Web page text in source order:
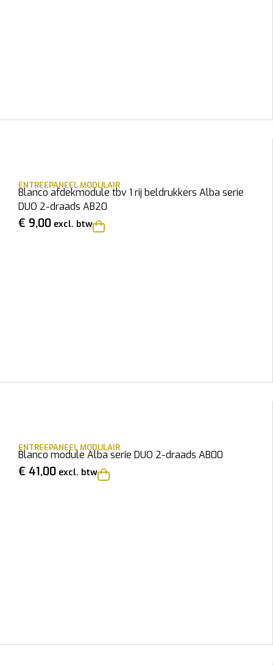
ENTREEPANEEL MODULAIR
Blanco afdekmodule tbv 1 rij beldrukkers Alba serie
DUO 2-draads AB20
€ 9,00 excl. btw
ENTREEPANEEL MODULAIR
Blanco module Alba serie DUO 2-draads AB00
€ 41,00 excl. btw